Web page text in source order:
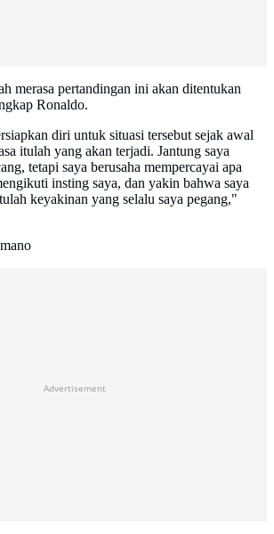
merasa pertandingan ini akan ditentukan
Ronaldo.
diri untuk situasi tersebut sejak awal
itulah yang akan terjadi. Jantung saya
tetapi saya berusaha mempercayai apa
insting saya, dan yakin bahwa saya
keyakinan yang selalu saya pegang,"
Advertisement